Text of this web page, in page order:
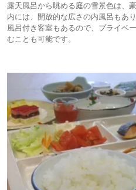
露天風呂から眺める庭の雪景色は、
内には、開放的な広さの内風呂もあ
風呂付き客室もあるので、プライベ
むことも可能です。